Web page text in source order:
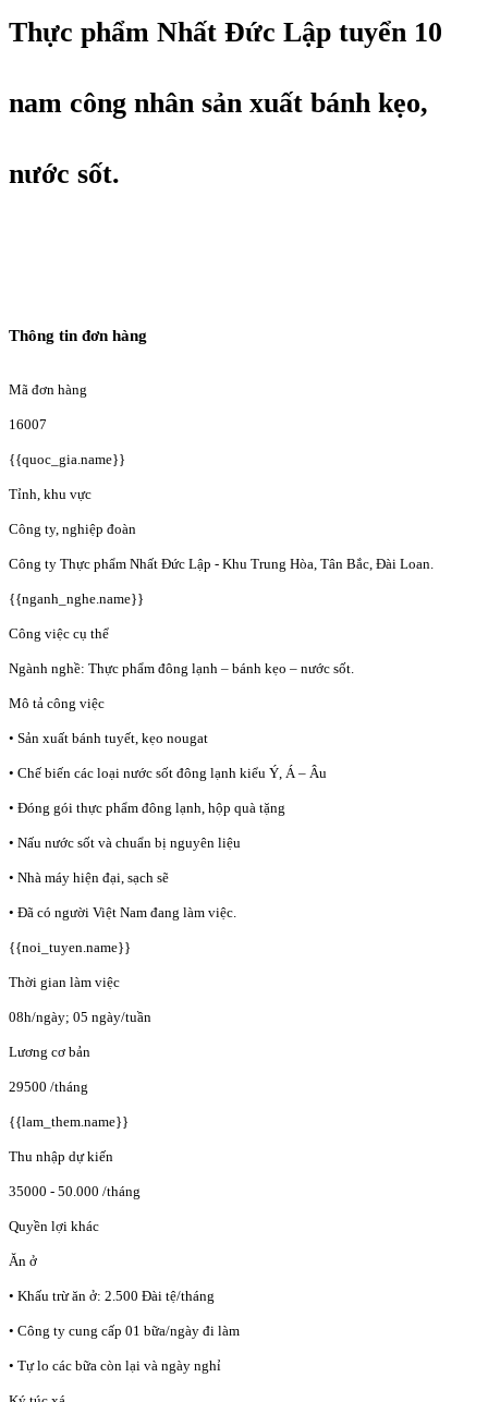
Thực phẩm Nhất Đức Lập tuyển 10
nam công nhân sản xuất bánh kẹo,
nước sốt.
Thông tin đơn hàng
Mã đơn hàng
16007
{{quoc_gia.name}}
Tỉnh, khu vực
Công ty, nghiệp đoàn
Công ty Thực phẩm Nhất Đức Lập - Khu Trung Hòa, Tân Bắc, Đài Loan.
{{nganh_nghe.name}}
Công việc cụ thể
Ngành nghề: Thực phẩm đông lạnh – bánh kẹo – nước sốt.
Mô tả công việc
• Sản xuất bánh tuyết, kẹo nougat
• Chế biến các loại nước sốt đông lạnh kiểu Ý, Á – Âu
• Đóng gói thực phẩm đông lạnh, hộp quà tặng
• Nấu nước sốt và chuẩn bị nguyên liệu
• Nhà máy hiện đại, sạch sẽ
• Đã có người Việt Nam đang làm việc.
{{noi_tuyen.name}}
Thời gian làm việc
08h/ngày; 05 ngày/tuần
Lương cơ bản
29500 /tháng
{{lam_them.name}}
Thu nhập dự kiến
35000 - 50.000 /tháng
Quyền lợi khác
Ăn ở
• Khấu trừ ăn ở: 2.500 Đài tệ/tháng
• Công ty cung cấp 01 bữa/ngày đi làm
• Tự lo các bữa còn lại và ngày nghỉ